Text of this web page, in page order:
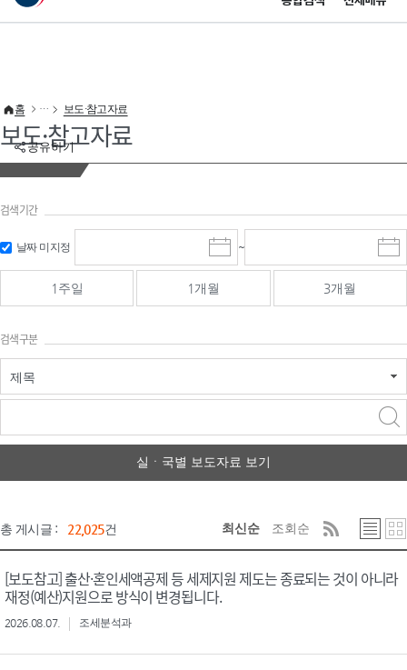
이 누리집은 대한민국 공식 전자정부 누리집입니다.
공유하기
홈 보도·참고자료
보도·참고자료
검색기간
날짜 미지정
시
작
일
선
~
종
료
선
1주일 1개월 3개월
검색구분
제목
실ㆍ국별 보도자료 보기
총 게시글 : 22,025건 최신순 조회순
[보도참고] 출산·혼인세액공제 등 세제지원 제도는 종료되는 것이 아니라
재정(예산)지원으로 방식이 변경됩니다.
2026.08.07. 조세분석과